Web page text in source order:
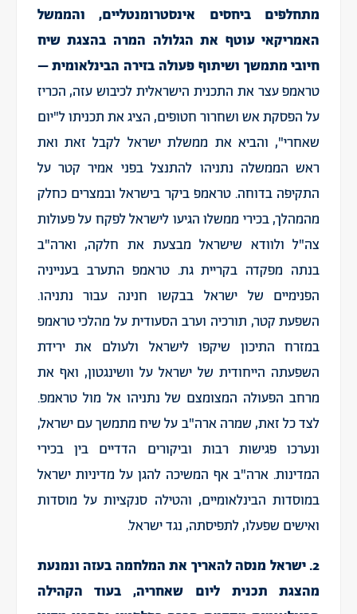
מתחלפים ביחסים אינסטרומנטליים, והממשל
האמריקאי עוטף את הגלולה המרה בהצגת שיח
חיובי מתמשך ושיתוף פעולה בזירה הבינלאומית –
טראמפ עצר את התכנית הישראלית לכיבוש עזה, הכריז
על הפסקת אש ושחרור חטופים, הציג את תכניתו ל"יום
שאחרי", והביא את ממשלת ישראל לקבל זאת ואת
ראש הממשלה נתניהו להתנצל בפני אמיר קטר על
התקיפה בדוחה. טראמפ ביקר בישראל ובמצרים כחלק
מהמהלך, בכירי ממשלו הגיעו לישראל לפקח על פעולות
צה"ל ולוודא שישראל מבצעת את חלקה, וארה"ב
בנתה מפקדה בקריית גת. טראמפ התערב בענייניה
הפנימיים של ישראל בבקשו חנינה עבור נתניהו.
השפעת קטר, תורכיה וערב הסעודית על מהלכי טראמפ
במזרח התיכון שיקפו לישראל ולעולם את ירידת
השפעתה הייחודית של ישראל על וושינגטון, ואף את
מרחב הפעולה המצומצם של נתניהו אל מול טראמפ.
לצד כל זאת, שמרה ארה"ב על שיח מתמשך עם ישראל,
ונערכו פגישות רבות וביקורים הדדיים בין בכירי
המדינות. ארה"ב אף המשיכה להגן על מדיניות ישראל
במוסדות הבינלאומיים, והטילה סנקציות על מוסדות
ואישים שפעלו, לתפיסתה, נגד ישראל.
2. ישראל מנסה להאריך את המלחמה בעזה ונמנעת
מהצגת תכנית ליום שאחריה, בעוד הקהילה